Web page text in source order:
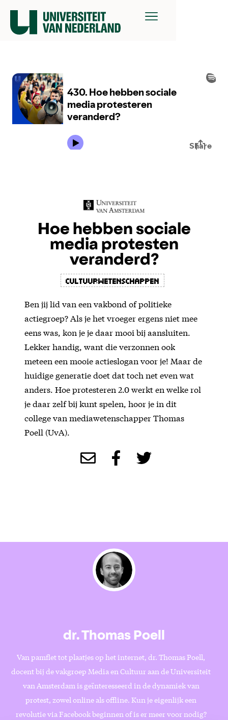
Hoe hebben sociale
media protesten
veranderd?
cultuurwetenschappen
Ben jij lid van een vakbond of politieke
actiegroep? Als je het vroeger ergens niet mee
eens was, kon je je daar mooi bij aansluiten.
Lekker handig, want die verzonnen ook
meteen een mooie actieslogan voor je! Maar de
huidige generatie doet dat toch net even wat
anders. Hoe protesteren 2.0 werkt en welke rol
je daar zelf bij kunt spelen, hoor je in dit
college van mediawetenschapper Thomas
Poell (UvA).
dr. Thomas Poell
Van pamflet tot plaatjes op het internet, dr. Thomas Poell,
docent bij de vakgroep Media en Cultuur aan de Universiteit
van Amsterdam is geïnteresseerd in de dynamiek van
protest, zowel online als offline. Kun je eigenlijk een
revolutie via Facebook beginnen of is er meer voor nodig?